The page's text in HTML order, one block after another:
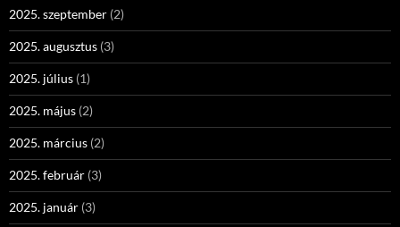
2025. szeptember (2)
2025. augusztus (3)
2025. július (1)
2025. május (2)
2025. március (2)
2025. február (3)
2025. január (3)